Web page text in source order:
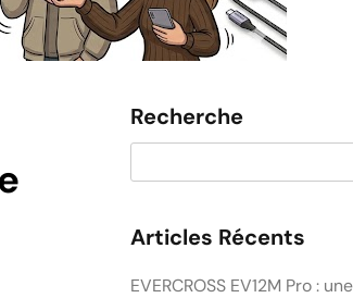
Recherche
Articles Récents
EVERCROSS EV12M Pro :